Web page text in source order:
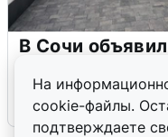
На
cookie-файлы.
подтверждаете
В Сочи
6 августа 0